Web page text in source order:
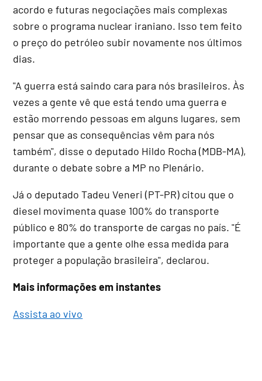
acordo e futuras negociações mais complexas
sobre o programa nuclear iraniano. Isso tem feito
o preço do petróleo subir novamente nos últimos
dias.
"A guerra está saindo cara para nós brasileiros. Às
vezes a gente vê que está tendo uma guerra e
estão morrendo pessoas em alguns lugares, sem
pensar que as consequências vêm para nós
também", disse o deputado Hildo Rocha (MDB-MA),
durante o debate sobre a MP no Plenário.
Já o deputado Tadeu Veneri (PT-PR) citou que o
diesel movimenta quase 100% do transporte
público e 80% do transporte de cargas no país. "É
importante que a gente olhe essa medida para
proteger a população brasileira", declarou.
Mais informações em instantes
Assista ao vivo